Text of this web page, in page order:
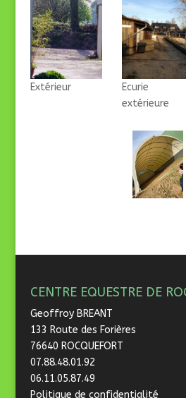
Extérieur
Ecurie
extérieure
CENTRE EQUESTRE DE
Geoffroy BREANT
133 Route des Forières
76640 ROCQUEFORT
07.88.48.01.92
06.11.05.87.49
Politique de confidentialité